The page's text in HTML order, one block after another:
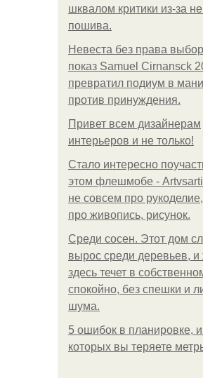
шквалом критики из-за
пошива.
Невеста без права
показ Samuel Cirnansck
превратил подиум в
против принуждения.
Привет всем дизайнерам
интерьеров и не только!
Стало интересно
этом флешмобе -
не совсем про
про живопись, рисунок.
Среди сосен. Этот дом
вырос среди деревьев, и
здесь течет в
спокойно, без спешки и
шума.
5 ошибок в планировке,
которых вы теряете